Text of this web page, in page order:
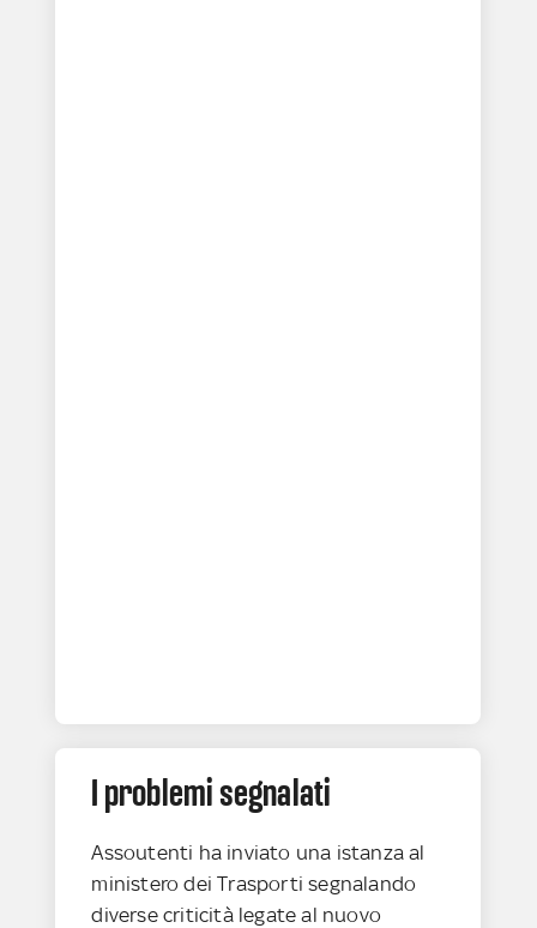
I problemi segnalati
Assoutenti ha inviato una istanza al
ministero dei Trasporti segnalando
diverse criticità legate al nuovo